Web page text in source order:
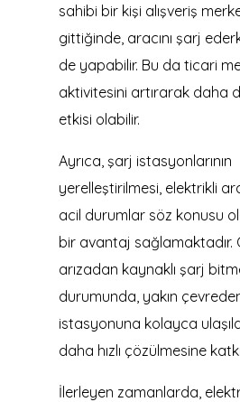
sahibi bir kişi alışveriş
gittiğinde, aracını şarj
de yapabilir. Bu da ticari
aktivitesini artırarak daha
etkisi olabilir.
Ayrıca, şarj istasyonlarının
yerelleştirilmesi, elektrikli
acil durumlar söz konusu
bir avantaj sağlamaktadır.
arızadan kaynaklı şarj
durumunda, yakın
istasyonuna kolayca
daha hızlı çözülmesine
İlerleyen zamanlarda,